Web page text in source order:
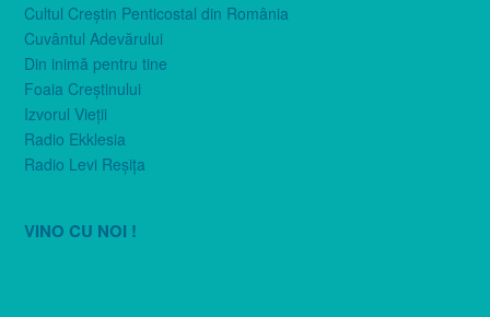
Cultul Creştin Penticostal din România
Cuvântul Adevărului
Din inimă pentru tine
Foaia Creştinului
Izvorul Vieţii
Radio Ekklesia
Radio Levi Reşiţa
VINO CU NOI !